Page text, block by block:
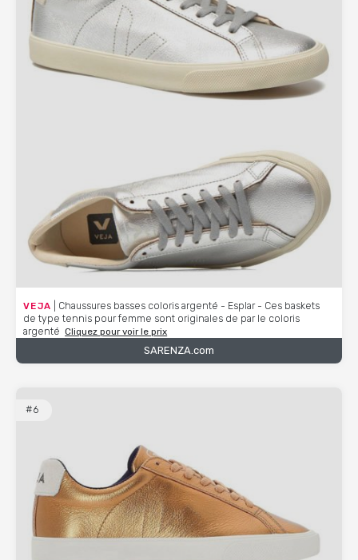
VEJA | Chaussures basses coloris argenté - Esplar - Ces baskets
de type tennis pour femme sont originales de par le coloris
argenté Cliquez pour voir le prix
SARENZA.com
#6